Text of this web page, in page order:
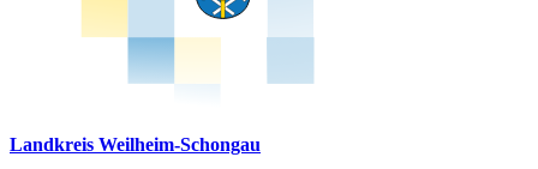
Landkreis Weilheim-Schongau